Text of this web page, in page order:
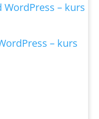
– kurs
– kurs